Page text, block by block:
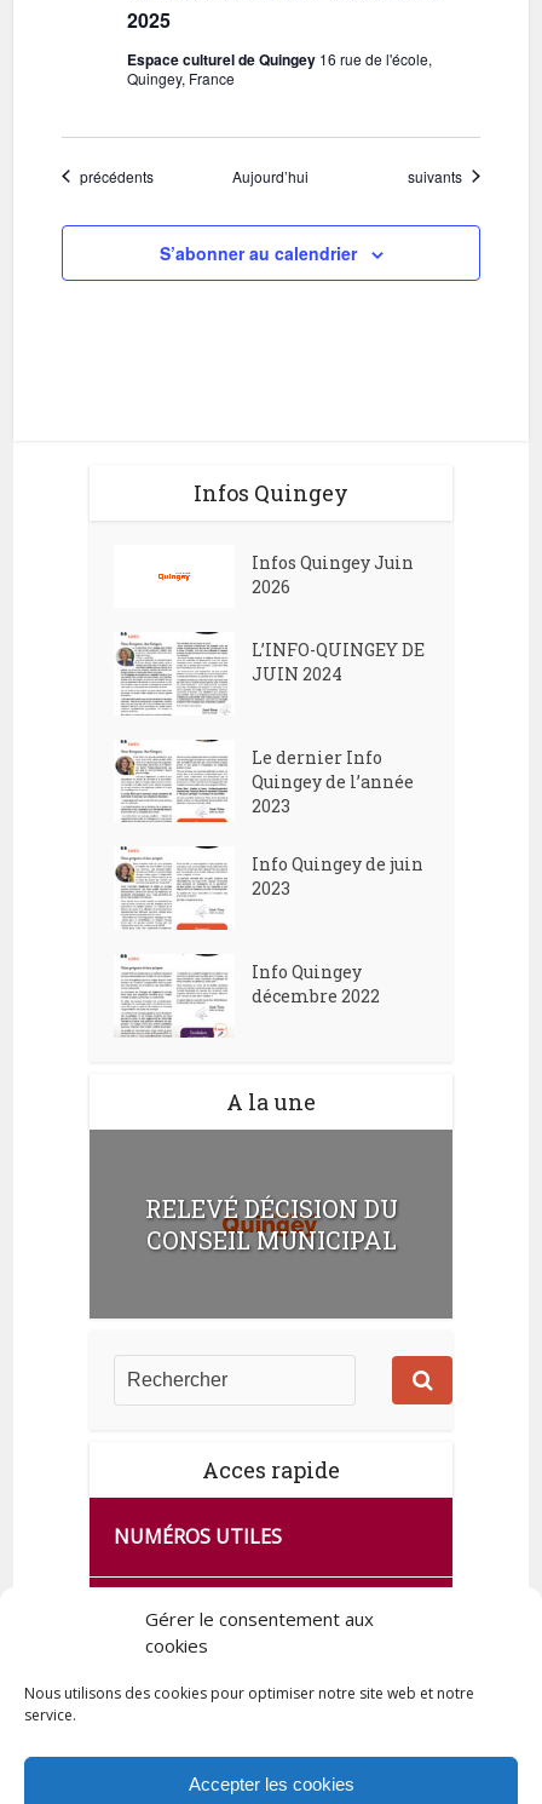
Gérer le consentement aux
cookies
Nous utilisons des cookies pour optimiser notre site web et notre
service.
Accepter les cookies
2025
Espace culturel de Quingey 16 rue de l'école,
Quingey, France
Évènements
précédents Aujourd’hui Évènements
suivants
S’abonner au calendrier
Infos Quingey
Infos Quingey Juin
2026
L’INFO-QUINGEY DE
JUIN 2024
Le dernier Info
Quingey de l’année
2023
Info Quingey de juin
2023
Info Quingey
décembre 2022
A la une
RELEVÉ DÉCISION DU
CONSEIL MUNICIPAL
Acces rapide
NUMÉROS UTILES
CA SE PASSE À FRANCE SERVICES
DE QUINGEY